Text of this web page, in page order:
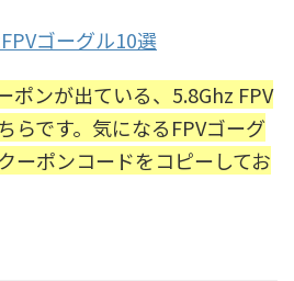
ゴーグル10選
ンが出ている、5.8Ghz FPV
です。気になるFPVゴーグ
ーポンコードをコピーしてお